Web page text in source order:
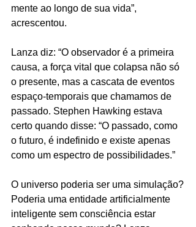
mente ao longo de sua vida”,
acrescentou.
Lanza diz: “O observador é a primeira
causa, a força vital que colapsa não só
o presente, mas a cascata de eventos
espaço-temporais que chamamos de
passado. Stephen Hawking estava
certo quando disse: “O passado, como
o futuro, é indefinido e existe apenas
como um espectro de possibilidades.”
O universo poderia ser uma simulação?
Poderia uma entidade artificialmente
inteligente sem consciência estar